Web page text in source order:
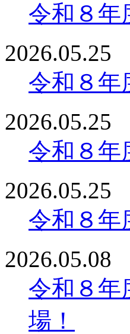
令和８年
2026.05.25
令和８年
2026.05.25
令和８年
2026.05.25
令和８年
2026.05.08
令和８年
場！